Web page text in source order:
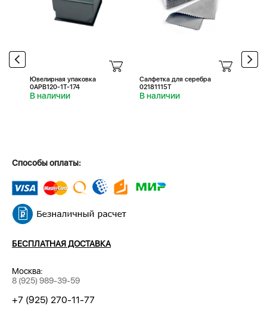
Ювелирная упаковка
0APB120-1T-174
В наличии
Салфетка для серебра
02181115T
В наличии
Способы оплаты:
БЕСПЛАТНАЯ ДОСТАВКА
Москва:
8 (925) 989-39-59
+7 (925) 270-11-77